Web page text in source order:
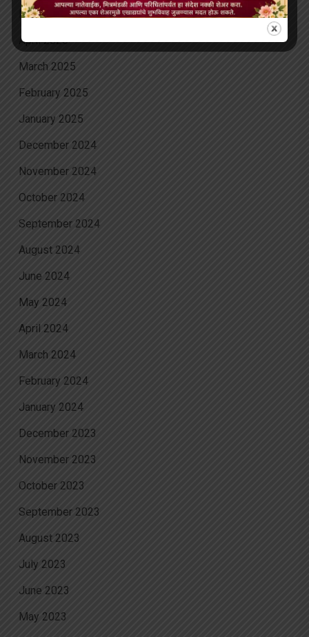
May 2025
April 2025
March 2025
February 2025
January 2025
December 2024
November 2024
October 2024
September 2024
August 2024
June 2024
May 2024
April 2024
March 2024
February 2024
January 2024
December 2023
November 2023
October 2023
September 2023
August 2023
July 2023
June 2023
May 2023